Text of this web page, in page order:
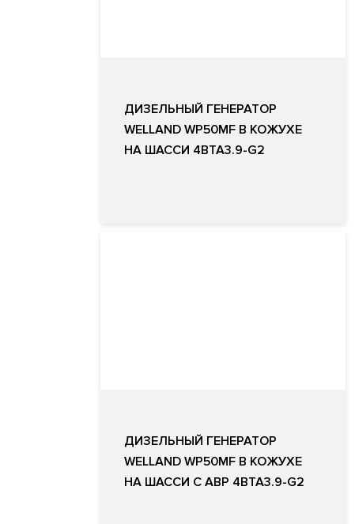
ДИЗЕЛЬНЫЙ ГЕНЕРАТОР
WELLAND WP50MF В КОЖУХЕ
НА ШАССИ 4BTA3.9-G2
ДИЗЕЛЬНЫЙ ГЕНЕРАТОР
WELLAND WP50MF В КОЖУХЕ
НА ШАССИ С АВР 4BTA3.9-G2